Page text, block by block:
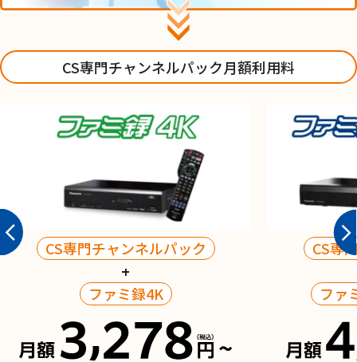
CS専門チャンネルパック月額利用料
CS専門チャンネルパック
+
ファミ録4K
CS専
ファ